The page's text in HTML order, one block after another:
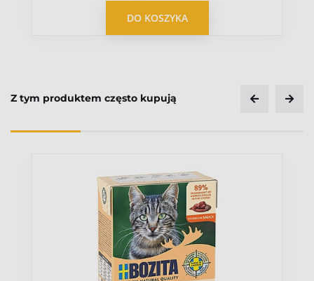
OPUBLIKUJ OPINIĘDO KOSZYKA
Z tym produktem często kupują